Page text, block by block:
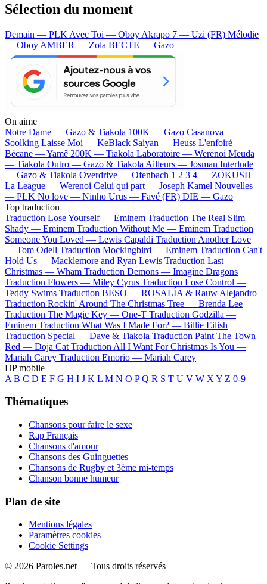
Sélection du moment
Demain — PLK Avec Toi — Oboy Akrapo 7 — Uzi (FR) Mélodie
— Oboy AMBER — Zola BECTE — Gazo
On aime
Notre Dame — Gazo & Tiakola 100K — Gazo Casanova —
Soolking Laisse Moi — KeBlack Saiyan — Heuss L'enfoiré
Bécane —Yamê 200K — Tiakola Laboratoire — Werenoi Meuda
— Tiakola Outro — Gazo & Tiakola Ailleurs — Josman Interlude
— Gazo & Tiakola Overdrive — Ofenbach 1 2 3 4 — ZOKUSH
La League — Werenoi Celui qui part — Joseph Kamel Nouvelles
— PLK No love — Ninho Urus — Favé (FR) DIE — Gazo
Top traduction
Traduction Lose Yourself — Eminem Traduction The Real Slim
Shady — Eminem Traduction Without Me — Eminem Traduction
Someone You Loved — Lewis Capaldi Traduction Another Love
— Tom Odell Traduction Mockingbird — Eminem Traduction Can't
Hold Us — Macklemore and Ryan Lewis Traduction Last
Christmas — Wham Traduction Demons — Imagine Dragons
Traduction Flowers — Miley Cyrus Traduction Lose Control —
Teddy Swims Traduction BESO — ROSALÍA & Rauw Alejandro
Traduction Rockin' Around The Christmas Tree — Brenda Lee
Traduction The Magic Key — One-T Traduction Godzilla —
Eminem Traduction What Was I Made For? — Billie Eilish
Traduction Special — Dave & Tiakola Traduction Paint The Town
Red — Doja Cat Traduction All I Want For Christmas Is You —
Mariah Carey Traduction Emorio — Mariah Carey
HP mobile
A B C D E F G H I J K L M N O P Q R S T U V W X Y Z 0-9
Thématiques
Chansons pour faire le sexe
Rap Français
Chansons d'amour
Chansons des Guinguettes
Chansons de Rugby et 3ème mi-temps
Chanson bonne humeur
Plan de site
Mentions légales
Paramètres cookies
Cookie Settings
© 2026 Paroles.net — Tous droits réservés